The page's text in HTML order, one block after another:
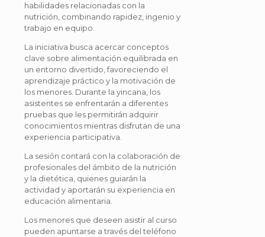
habilidades relacionadas con la
nutrición, combinando rapidez, ingenio y
trabajo en equipo.
La iniciativa busca acercar conceptos
clave sobre alimentación equilibrada en
un entorno divertido, favoreciendo el
aprendizaje práctico y la motivación de
los menores. Durante la yincana, los
asistentes se enfrentarán a diferentes
pruebas que les permitirán adquirir
conocimientos mientras disfrutan de una
experiencia participativa.
La sesión contará con la colaboración de
profesionales del ámbito de la nutrición
y la dietética, quienes guiarán la
actividad y aportarán su experiencia en
educación alimentaria.
Los menores que deseen asistir al curso
pueden apuntarse a través del teléfono